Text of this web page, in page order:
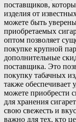
поставщиков,
изделия от
можете быть
приобретаемых
оптом позволяет
покупке крупной
дополнительные
поставщика. Это
покупку табачных
также
можете приобрести
для хранения
свою свежесть и
важно для тех, кто